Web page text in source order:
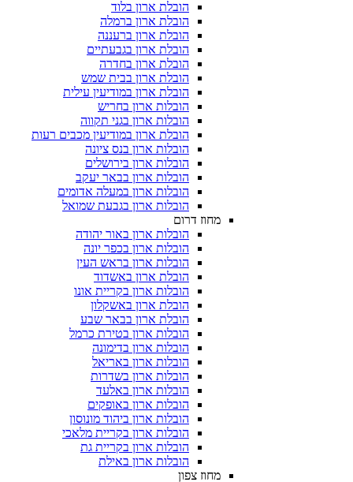
הובלת ארון ברמלה
הובלת ארון ברעננה
הובלת ארון בגבעתיים
הובלת ארון בחדרה
הובלת ארון בבית שמש
הובלת ארון במודיעין עילית
הובלות ארון בחריש
הובלות ארון בגני תקווה
הובלת ארון במודיעין מכבים רעות
הובלות ארון בנס ציונה
הובלות ארון בירושלים
הובלות ארון בבאר יעקב
הובלות ארון במעלה אדומים
הובלות ארון בגבעת שמואל
הובלות ארון באור יהודה
הובלות ארון בכפר יונה
הובלות ארון בראש העין
הובלת ארון באשדוד
הובלות ארון בקריית אונו
הובלת ארון באשקלון
הובלת ארון בבאר שבע
הובלות ארון בטירת כרמל
הובלות ארון בדימונה
הובלות ארון באריאל
הובלות ארון בשדרות
הובלות ארון באלעד
הובלות ארון באופקים
הובלות ארון ביהוד מונוסון
הובלות ארון בקריית מלאכי
הובלות ארון בקריית גת
הובלות ארון באילת